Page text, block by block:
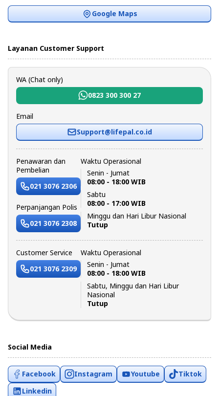
Google Maps
Layanan Customer Support
WA (Chat only)
0823 300 300 27
Email
Support@lifepal.co.id
Penawaran dan
Pembelian
021 3076 2306
Perpanjangan Polis
021 3076 2308
Waktu Operasional
Senin - Jumat
08:00 - 18:00 WIB
Sabtu
08:00 - 17:00 WIB
Minggu dan Hari Libur Nasional
Tutup
Customer Service
021 3076 2309
Waktu Operasional
Senin - Jumat
08:00 - 18:00 WIB
Sabtu, Minggu dan Hari Libur
Nasional
Tutup
Social Media
Facebook Instagram Youtube
Tiktok
Linkedin